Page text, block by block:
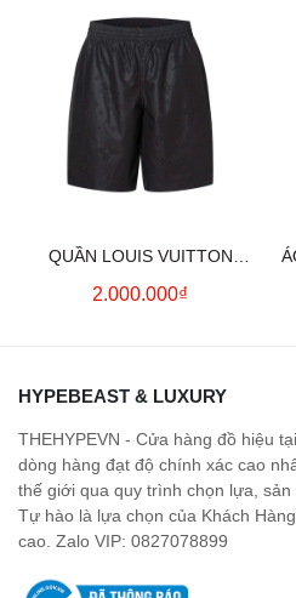
QUẦN LOUIS VUITTON
MONOGRAM MOIRE
2.000.000₫
HYPEBEAST & LUXURY
THEHYPEVN - Cửa hàng đồ hiệu
dòng hàng đạt độ chính xác cao
thế giới qua quy trình chọn lựa,
Tự hào là lựa chọn của Khách
cao. Zalo VIP: 0827078899